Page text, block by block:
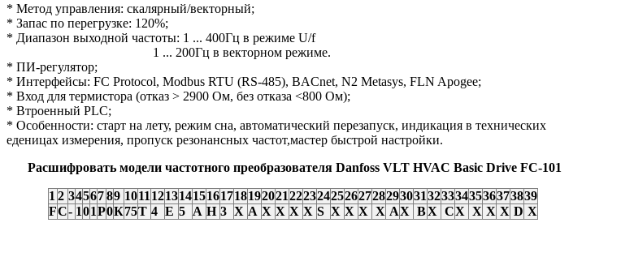
* Метод управления: скалярный/векторный;
* Запас по перегрузке: 120%;
* Диапазон выходной частоты: 1 ... 400Гц в режиме U/f
1 ... 200Гц в векторном режиме.
* ПИ-регулятор;
* Интерфейсы: FC Protocol, Modbus RTU (RS-485), BACnet, N2 Metasys, FLN Apogee;
* Вход для термистора (отказ > 2900 Ом, без отказа <800 Ом);
* Втроенный PLС;
* Особенности: старт на лету, режим сна, автоматический перезапуск, индикация в технических
еденицах измерения, пропуск резонансных частот,мастер быстрой настройки.
Расшифровать модели частотного преобразователя Danfoss VLT HVAC Basic Drive FC-101
1 2 3456789 1011 12131415161718192021222324252627282930313233343536373839
FC- 101P0К75Т 4 E 5 А H 3 X А Х X X X S X X X X AX ВX CX X X X D X